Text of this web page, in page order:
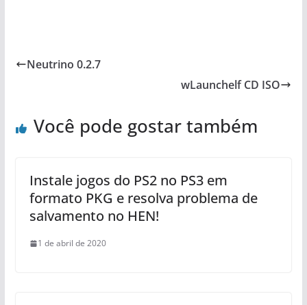
Neutrino 0.2.7
wLaunchelf CD ISO
Você pode gostar também
Instale jogos do PS2 no PS3 em
formato PKG e resolva problema de
salvamento no HEN!
1 de abril de 2020